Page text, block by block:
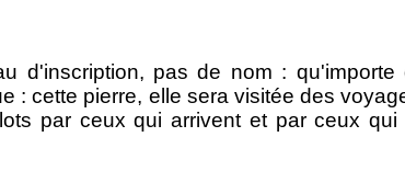
d'inscription, pas de nom :
cette pierre, elle sera visitée des
par ceux qui arrivent et par ceux